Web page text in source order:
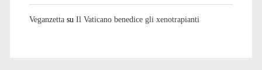
Veganzettasu Il Vaticano benedice gli xenotrapianti